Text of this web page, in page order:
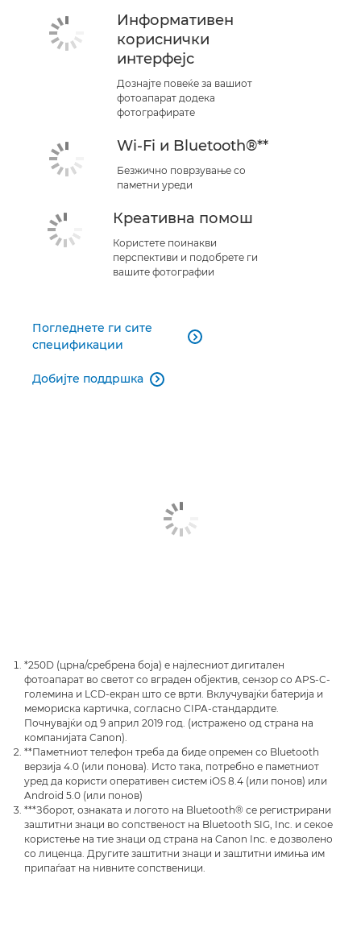
Информативен
кориснички
интерфејс
Дознајте повеќе за вашиот
фотоапарат додека
фотографирате
Wi-Fi и Bluetooth®**
Безжично поврзување со
паметни уреди
Креативна помош
Користете поинакви
перспективи и подобрете ги
вашите фотографии
Погледнете ги сите
спецификации

Добијте поддршка 
*250D (црна/сребрена боја) е најлесниот дигитален
фотоапарат во светот со вграден објектив, сензор со APS-C-
големина и LCD-екран што се врти. Вклучувајќи батерија и
мемориска картичка, согласно CIPA-стандардите.
Почнувајќи од 9 април 2019 год. (истражено од страна на
компанијата Canon).
**Паметниот телефон треба да биде опремен со Bluetooth
верзија 4.0 (или понова). Исто така, потребно е паметниот
уред да користи оперативен систем iOS 8.4 (или понов) или
Android 5.0 (или понов)
***Зборот, ознаката и логото на Bluetooth® се регистрирани
заштитни знаци во сопственост на Bluetooth SIG, Inc. и секое
користење на тие знаци од страна на Canon Inc. е дозволено
со лиценца. Другите заштитни знаци и заштитни имиња им
припаѓаат на нивните сопственици.